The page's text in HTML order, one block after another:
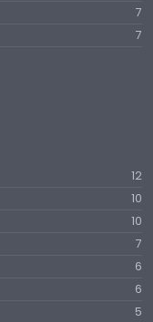
7
7
12
10
10
7
6
6
5